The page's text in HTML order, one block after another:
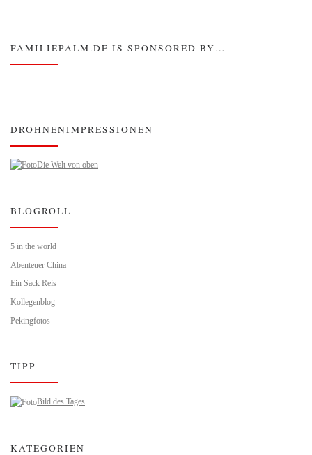
FAMILIEPALM.DE IS SPONSORED BY…
DROHNENIMPRESSIONEN
Die Welt von oben
BLOGROLL
5 in the world
Abenteuer China
Ein Sack Reis
Kollegenblog
Pekingfotos
TIPP
Bild des Tages
KATEGORIEN